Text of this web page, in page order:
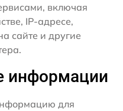
включая
IP-адресе,
сайте и другие
информации
для